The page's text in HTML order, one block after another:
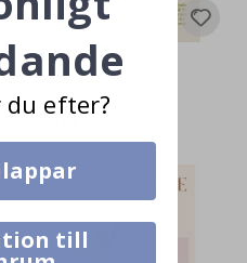
Poster - Klassisk
Cocktail Margarita
95,00 kr
du efter?
till